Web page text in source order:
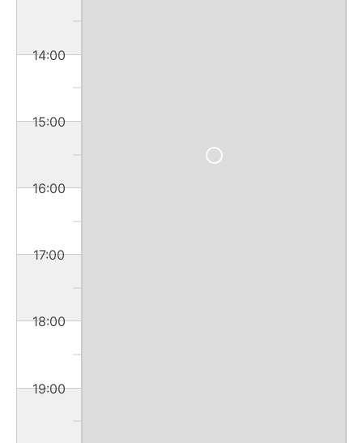
14:00
15:00
16:00
17:00
18:00
19:00